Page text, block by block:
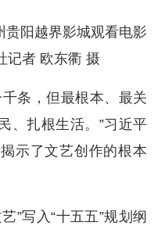
贵阳越界影城观看电影
记者 欧东衢 摄
条，但最根本、最关
、扎根生活。”习近平
示了文艺创作的根本
”写入“十五五”规划纲